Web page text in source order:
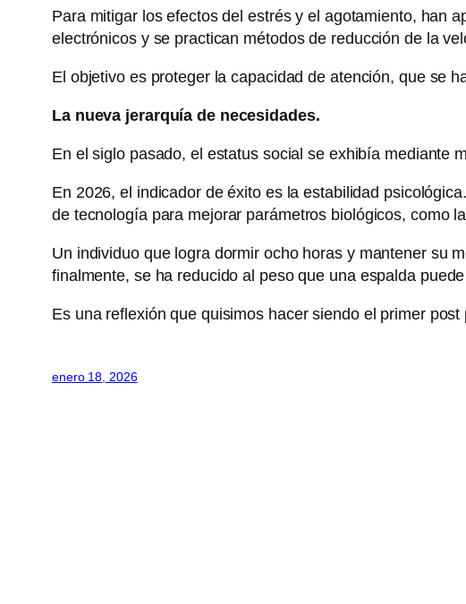
Para mitigar los efectos del estrés y el agotamiento, han
electrónicos y se practican métodos de reducción de la
El objetivo es proteger la capacidad de atención, que se
La nueva jerarquía de necesidades.
En el siglo pasado, el estatus social se exhibía mediante
En 2026, el indicador de éxito es la estabilidad
de tecnología para mejorar parámetros biológicos, como
Un individuo que logra dormir ocho horas y mantener su
finalmente, se ha reducido al peso que una espalda
Es una reflexión que quisimos hacer siendo el primer
enero 18, 2026